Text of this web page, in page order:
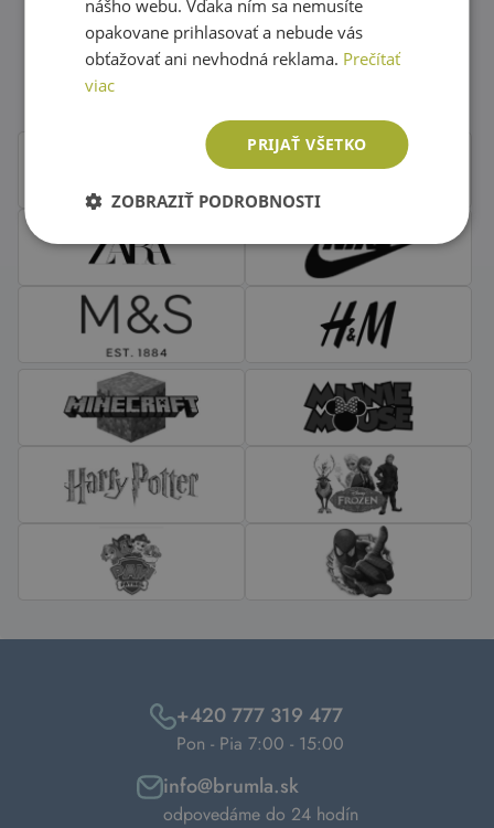
Obľúbené značky second hand
+420 777 319 477
Pon - Pia 7:00 - 15:00
info@brumla.sk
odpovedáme do 24 hodín
nášho webu. Vďaka ním sa nemusíte
opakovane prihlasovať a nebude vás
obťažovať ani nevhodná reklama. Prečítať
viac
PRIJAŤ VŠETKO
ZOBRAZIŤ PODROBNOSTI